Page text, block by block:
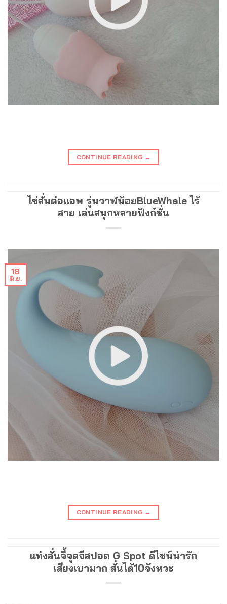
CONTINUE READING →
ไข่สั่นต่อแอพ รุ่นวาฬน้อยBlueWhale ไร้
สาย เล่นสนุกหลายฟังก์ชั่น
18
มิ.ย.
CONTINUE READING →
แท่งสั่นจี้จุดจีสปอต G Spot ดีไซน์น่ารัก
เสียงเบามาก สั่นได้10จังหวะ